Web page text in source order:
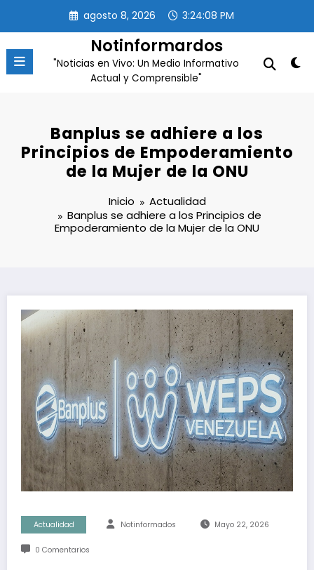
contenido
agosto 8, 2026 3:24:09 PM
Notinformardos
"Noticias en Vivo: Un Medio Informativo
Actual y Comprensible"
Banplus se adhiere a los
Principios de Empoderamiento
de la Mujer de la ONU
Inicio
Actualidad
Banplus se adhiere a los Principios de
Empoderamiento de la Mujer de la ONU
Actualidad Notinformados Mayo 22, 2026
0 Comentarios